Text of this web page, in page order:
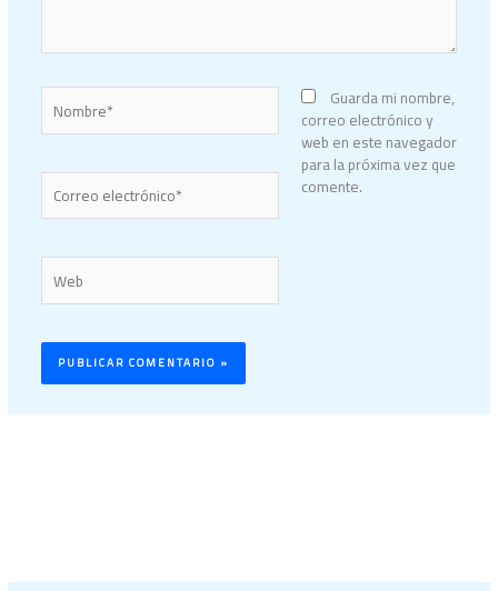
Nombre*
Correo
electrónico*
Web
Guarda mi nombre,
correo electrónico y
web en este navegador
para la próxima vez que
comente.